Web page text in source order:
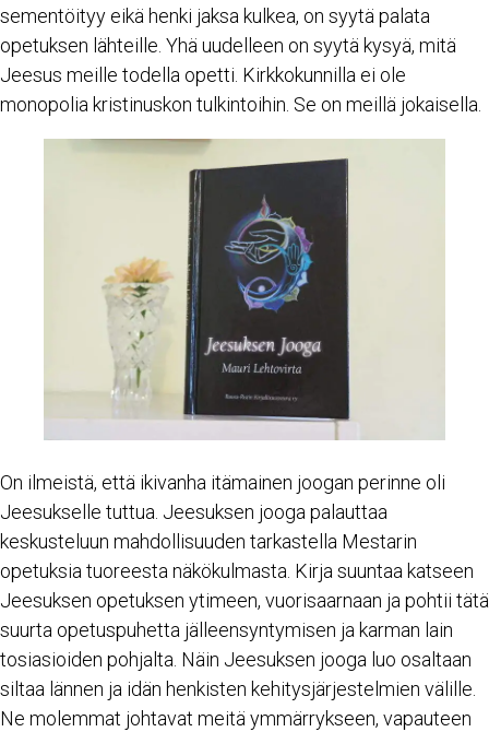
sementöityy eikä henki jaksa kulkea, on syytä palata
opetuksen lähteille. Yhä uudelleen on syytä kysyä, mitä
Jeesus meille todella opetti. Kirkkokunnilla ei ole
monopolia kristinuskon tulkintoihin. Se on meillä jokaisella.
On ilmeistä, että ikivanha itämainen joogan perinne oli
Jeesukselle tuttua. Jeesuksen jooga palauttaa
keskusteluun mahdollisuuden tarkastella Mestarin
opetuksia tuoreesta näkökulmasta. Kirja suuntaa katseen
Jeesuksen opetuksen ytimeen, vuorisaarnaan ja pohtii tätä
suurta opetuspuhetta jälleensyntymisen ja karman lain
tosiasioiden pohjalta. Näin Jeesuksen jooga luo osaltaan
siltaa lännen ja idän henkisten kehitysjärjestelmien välille.
Ne molemmat johtavat meitä ymmärrykseen, vapauteen